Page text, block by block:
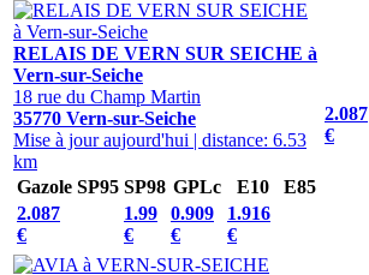
RELAIS DE VERN SUR SEICHE à
Vern-sur-Seiche
18 rue du Champ Martin
35770 Vern-sur-Seiche
Mise à jour aujourd'hui | distance: 6.53
km
Gazole SP95 SP98 GPLc E10
E85
2.087
€
1.99
€
0.909
€
1.916
€
2.087
€